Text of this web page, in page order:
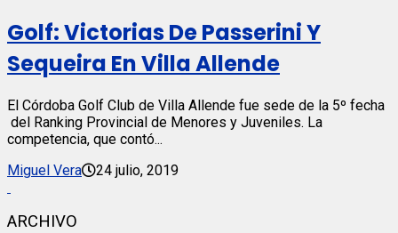
Golf: Victorias De Passerini Y
Sequeira En Villa Allende
El Córdoba Golf Club de Villa Allende fue sede de la 5º fecha
del Ranking Provincial de Menores y Juveniles. La
competencia, que contó...
Miguel Vera
24 julio, 2019
ARCHIVO